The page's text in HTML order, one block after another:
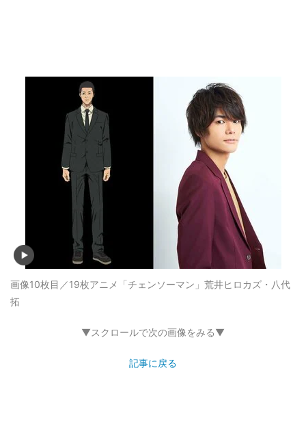
画像10枚目／19枚アニメ「チェンソーマン」荒井ヒロカズ・八代
拓
▼スクロールで次の画像をみる▼
記事に戻る